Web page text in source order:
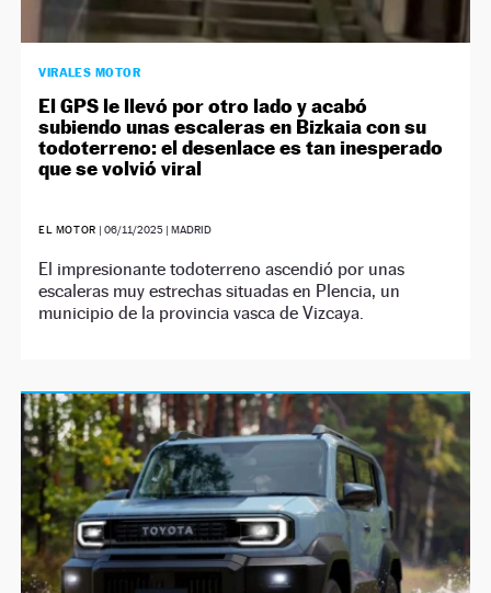
VIRALES MOTOR
El GPS le llevó por otro lado y acabó
subiendo unas escaleras en Bizkaia con su
todoterreno: el desenlace es tan inesperado
que se volvió viral
EL MOTOR |06/11/2025 | MADRID
El impresionante todoterreno ascendió por unas
escaleras muy estrechas situadas en Plencia, un
municipio de la provincia vasca de Vizcaya.